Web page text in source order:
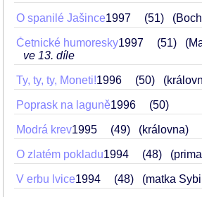
O spanilé Jašince1997 51
Četnické humoresky1997 51
ve 13. díle
Ty, ty, ty, Moneti!1996 50
Poprask na laguně1996 50
Modrá krev1995 49 (královna)
O zlatém pokladu1994 48
V erbu lvice1994 48 (matka